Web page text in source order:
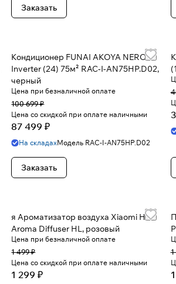
Заказать
Кондиционер FUNAI AKOYA NERO
Inverter (24) 75м² RAC-I-AN75HP.D02,
черный
Цена при безналичной оплате
100 699 ₽
Цена со скидкой при оплате наличными
87 499 ₽
На складахМодель RAC-I-AN75HP.D02
Заказать
я Ароматизатор воздуха Xiaomi HL
Aroma Diffuser HL, розовый
Цена при безналичной оплате
1 499 ₽
Цена со скидкой при оплате наличными
1 299 ₽
1